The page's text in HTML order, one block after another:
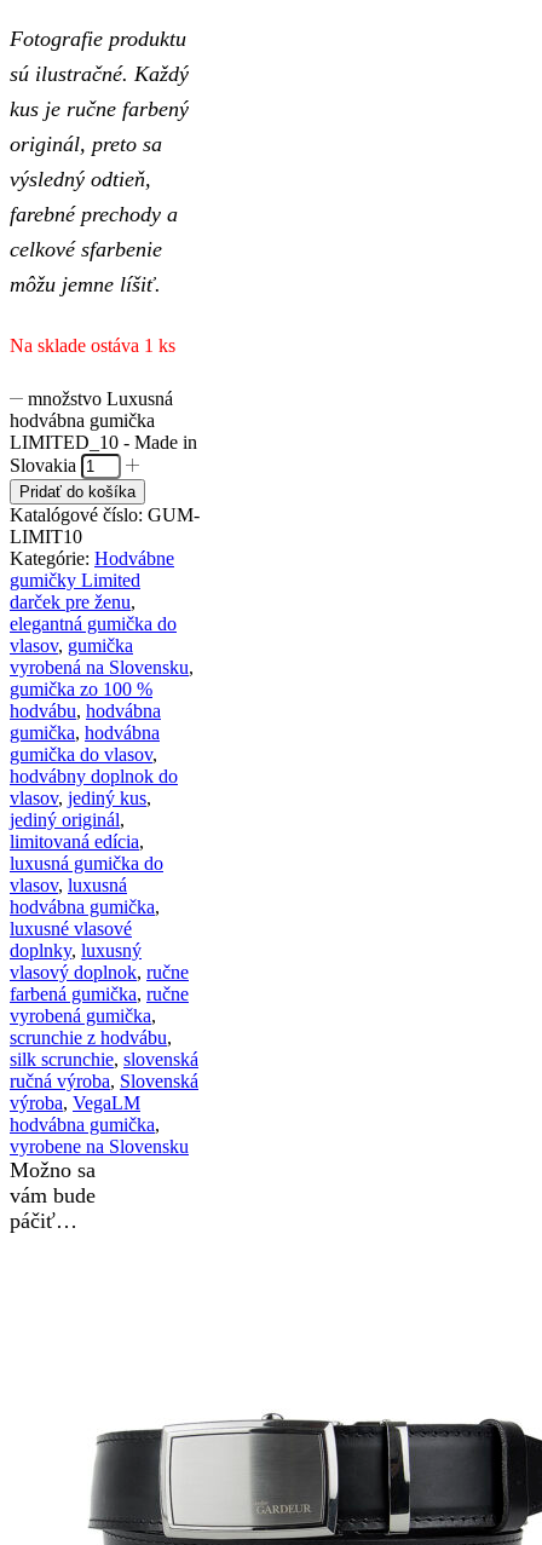
Fotografie produktu
sú ilustračné. Každý
kus je ručne farbený
originál, preto sa
výsledný odtieň,
farebné prechody a
celkové sfarbenie
môžu jemne líšiť.
Na sklade ostáva 1 ks
množstvo Luxusná
hodvábna gumička
LIMITED_10 - Made in
Slovakia
Pridať do košíka
Katalógové číslo: GUM-
LIMIT10
Kategórie: Hodvábne
gumičky Limited
darček pre ženu,
elegantná gumička do
vlasov, gumička
vyrobená na Slovensku,
gumička zo 100 %
hodvábu, hodvábna
gumička, hodvábna
gumička do vlasov,
hodvábny doplnok do
vlasov, jediný kus,
jediný originál,
limitovaná edícia,
luxusná gumička do
vlasov, luxusná
hodvábna gumička,
luxusné vlasové
doplnky, luxusný
vlasový doplnok, ručne
farbená gumička, ručne
vyrobená gumička,
scrunchie z hodvábu,
silk scrunchie, slovenská
ručná výroba, Slovenská
výroba, VegaLM
hodvábna gumička,
vyrobene na Slovensku
Možno sa
vám bude
páčiť…